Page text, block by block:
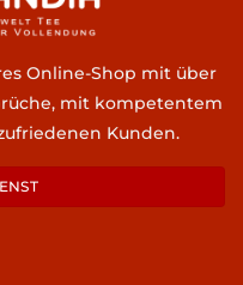
Online-Shop mit über
mit kompetentem
Kunden.